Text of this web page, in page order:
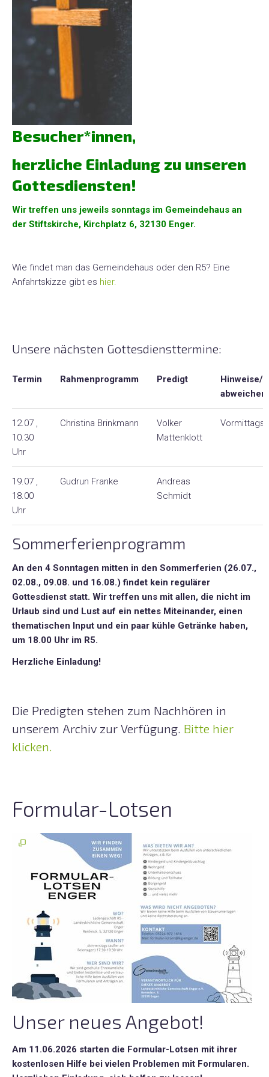
Netzwerk
Fragen
Unsere
Übersicht
GeCho
Markt+Zeit
Lotsen
Kinder
Jugend
Eltern-
Kind-
Gruppe
Gemeindefreizeit
Männerfreizeit
Infos
Inhalte
Predigten
Mitglied
werden
Wege
zu
uns
R5
-
"Wohnzimmer
der
Gemeinde"
Besucher*innen,
herzliche Einladung zu unseren
Gottesdiensten!
Wir treffen uns jeweils sonntags im Gemeindehaus an
der Stiftskirche, Kirchplatz 6, 32130 Enger.
Wie findet man das Gemeindehaus oder den R5? Eine
Anfahrtskizze gibt es hier.
Unsere nächsten Gottesdiensttermine:
Termin Rahmenprogramm Predigt
Hinweise/
12.07 ,
10.30
Uhr
Christina Brinkmann
Volker
Mattenklott
19.07 ,
18.00
Uhr
Gudrun Franke
Andreas
Schmidt
Sommerferienprogramm
An den 4 Sonntagen mitten in den Sommerferien (26.07.,
02.08., 09.08. und 16.08.) findet kein regulärer
Gottesdienst statt. Wir treffen uns mit allen, die nicht im
Urlaub sind und Lust auf ein nettes Miteinander, einen
thematischen Input und ein paar kühle Getränke haben,
um 18.00 Uhr im R5.
Herzliche Einladung!
Die Predigten stehen zum Nachhören in
unserem Archiv zur Verfügung. Bitte hier
klicken.
Formular-Lotsen
Unser neues Angebot!
Am 11.06.2026 starten die Formular-Lotsen mit ihrer
kostenlosen Hilfe bei vielen Problemen mit Formularen.